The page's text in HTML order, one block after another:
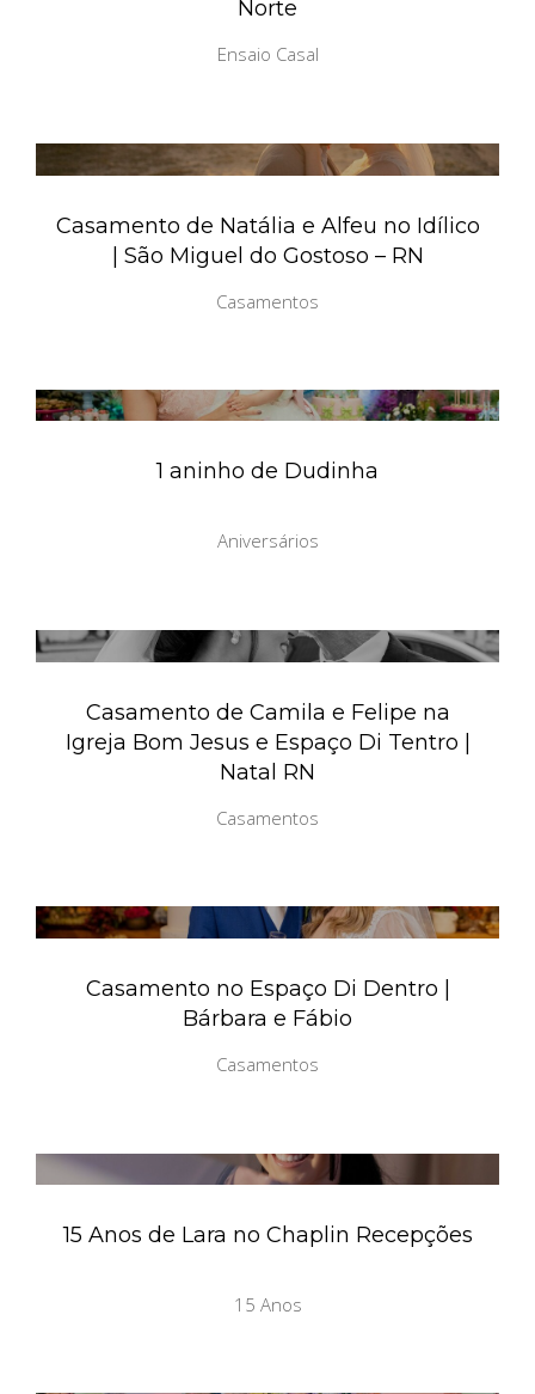
Norte
Ensaio Casal
Casamento de Natália e Alfeu no Idílico
| São Miguel do Gostoso – RN
Casamentos
1 aninho de Dudinha
Aniversários
Casamento de Camila e Felipe na
Igreja Bom Jesus e Espaço Di Tentro |
Natal RN
Casamentos
Casamento no Espaço Di Dentro |
Bárbara e Fábio
Casamentos
15 Anos de Lara no Chaplin Recepções
15 Anos